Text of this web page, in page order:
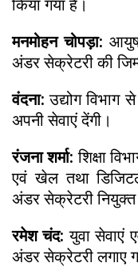
किया गया है।
मनमोहन चोपड़ा:
अंडर सेक्रेटरी की
वंदना: उद्योग विभाग
अपनी सेवाएं देंगी।
रंजना शर्मा:शिक्षा
एवं खेल तथा
अंडर सेक्रेटरी नियुक्त
रमेश चंद: युवा सेवाएं
अंडर सेक्रेटरी लगाए